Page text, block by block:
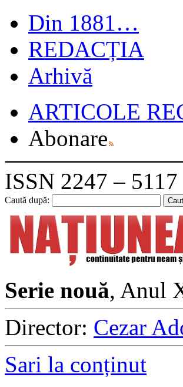
Din 1881…
REDACȚIA
Arhivă
ARTICOLE
Abonare
ISSN 2247 – 5117
Caută după:
Serie nouă, Anul
Director: Cezar
Sari la conținut